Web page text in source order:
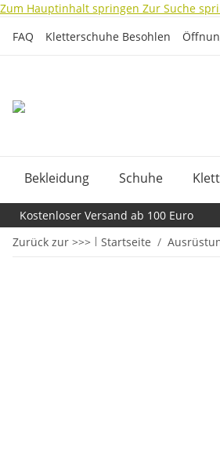
Zum Hauptinhalt springen Zur Suche
FAQ
Kletterschuhe Besohlen
Bekleidung Schuhe
Kostenloser Versand ab 100 Euro
Zurück zur >>>
Startseite